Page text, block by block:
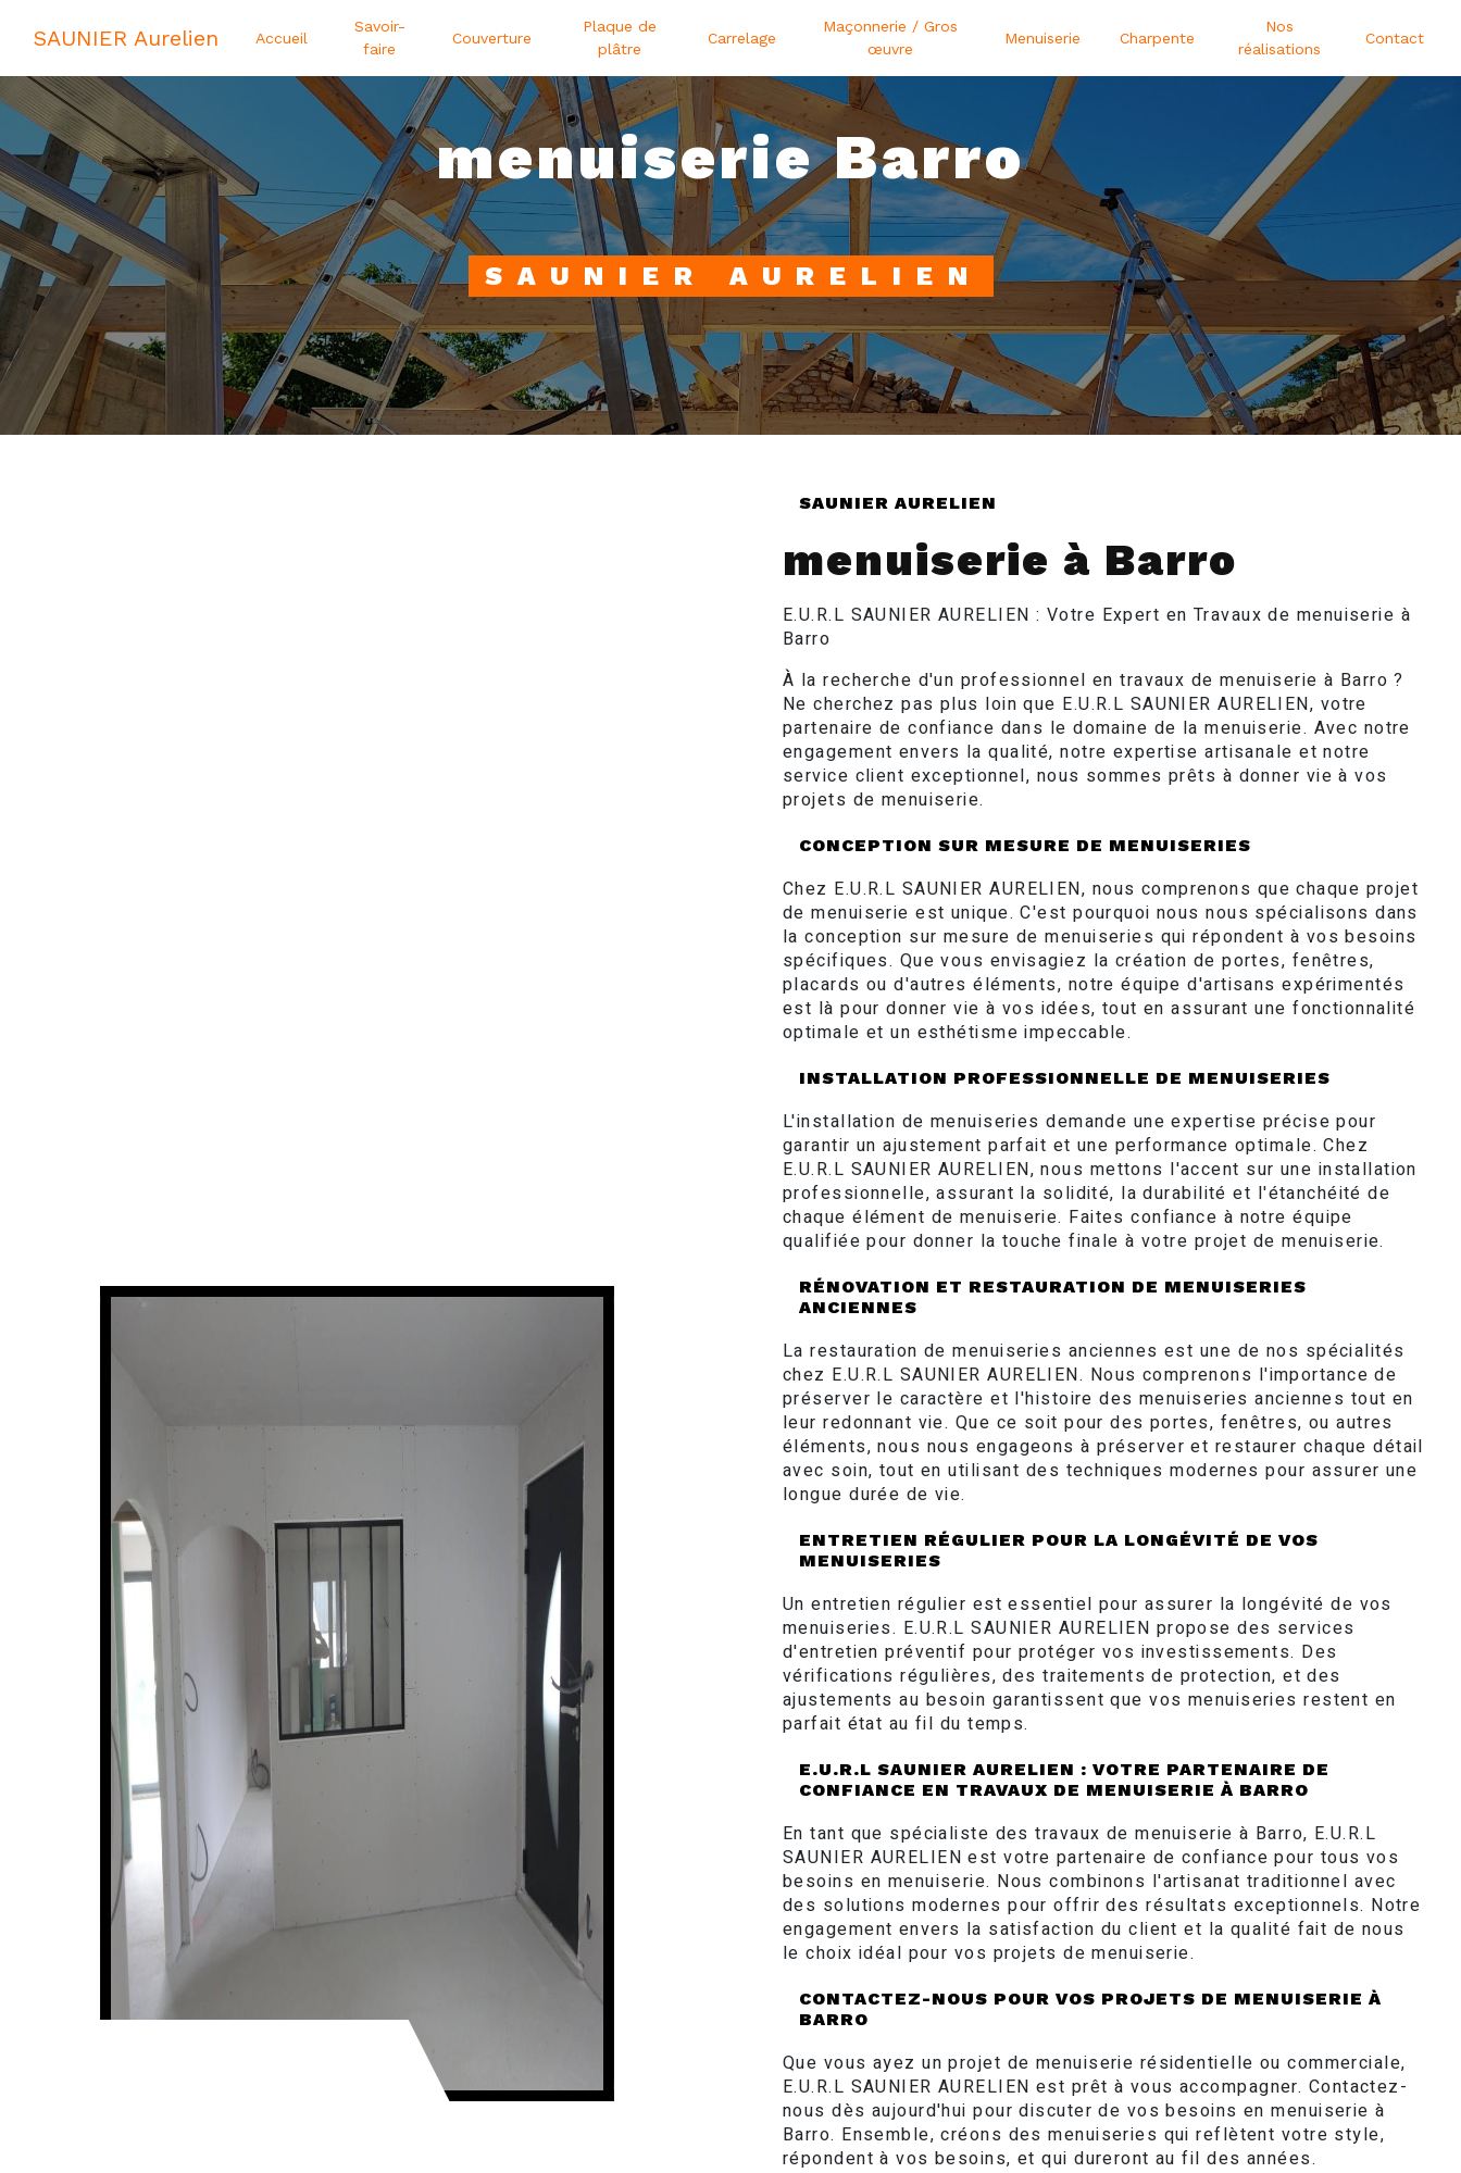
SAUNIER Aurelien Accueil
Savoir-
faire
Couverture
Plaque de
plâtre
Carrelage
Maçonnerie / Gros
œuvre
Menuiserie Charpente
Nos
réalisations
Contact
menuiserie Barro
SAUNIER AURELIEN
SAUNIER AURELIEN
menuiserie à Barro
E.U.R.L SAUNIER AURELIEN : Votre Expert en Travaux de menuiserie à
Barro
À la recherche d'un professionnel en travaux de menuiserie à Barro ?
Ne cherchez pas plus loin que E.U.R.L SAUNIER AURELIEN, votre
partenaire de confiance dans le domaine de la menuiserie. Avec notre
engagement envers la qualité, notre expertise artisanale et notre
service client exceptionnel, nous sommes prêts à donner vie à vos
projets de menuiserie.
CONCEPTION SUR MESURE DE MENUISERIES
Chez E.U.R.L SAUNIER AURELIEN, nous comprenons que chaque projet
de menuiserie est unique. C'est pourquoi nous nous spécialisons dans
la conception sur mesure de menuiseries qui répondent à vos besoins
spécifiques. Que vous envisagiez la création de portes, fenêtres,
placards ou d'autres éléments, notre équipe d'artisans expérimentés
est là pour donner vie à vos idées, tout en assurant une fonctionnalité
optimale et un esthétisme impeccable.
INSTALLATION PROFESSIONNELLE DE MENUISERIES
L'installation de menuiseries demande une expertise précise pour
garantir un ajustement parfait et une performance optimale. Chez
E.U.R.L SAUNIER AURELIEN, nous mettons l'accent sur une installation
professionnelle, assurant la solidité, la durabilité et l'étanchéité de
chaque élément de menuiserie. Faites confiance à notre équipe
qualifiée pour donner la touche finale à votre projet de menuiserie.
RÉNOVATION ET RESTAURATION DE MENUISERIES
ANCIENNES
La restauration de menuiseries anciennes est une de nos spécialités
chez E.U.R.L SAUNIER AURELIEN. Nous comprenons l'importance de
préserver le caractère et l'histoire des menuiseries anciennes tout en
leur redonnant vie. Que ce soit pour des portes, fenêtres, ou autres
éléments, nous nous engageons à préserver et restaurer chaque détail
avec soin, tout en utilisant des techniques modernes pour assurer une
longue durée de vie.
ENTRETIEN RÉGULIER POUR LA LONGÉVITÉ DE VOS
MENUISERIES
Un entretien régulier est essentiel pour assurer la longévité de vos
menuiseries. E.U.R.L SAUNIER AURELIEN propose des services
d'entretien préventif pour protéger vos investissements. Des
vérifications régulières, des traitements de protection, et des
ajustements au besoin garantissent que vos menuiseries restent en
parfait état au fil du temps.
E.U.R.L SAUNIER AURELIEN : VOTRE PARTENAIRE DE
CONFIANCE EN TRAVAUX DE MENUISERIE À BARRO
En tant que spécialiste des travaux de menuiserie à Barro, E.U.R.L
SAUNIER AURELIEN est votre partenaire de confiance pour tous vos
besoins en menuiserie. Nous combinons l'artisanat traditionnel avec
des solutions modernes pour offrir des résultats exceptionnels. Notre
engagement envers la satisfaction du client et la qualité fait de nous
le choix idéal pour vos projets de menuiserie.
CONTACTEZ-NOUS POUR VOS PROJETS DE MENUISERIE À
BARRO
Que vous ayez un projet de menuiserie résidentielle ou commerciale,
E.U.R.L SAUNIER AURELIEN est prêt à vous accompagner. Contactez-
nous dès aujourd'hui pour discuter de vos besoins en menuiserie à
Barro. Ensemble, créons des menuiseries qui reflètent votre style,
répondent à vos besoins, et qui dureront au fil des années.